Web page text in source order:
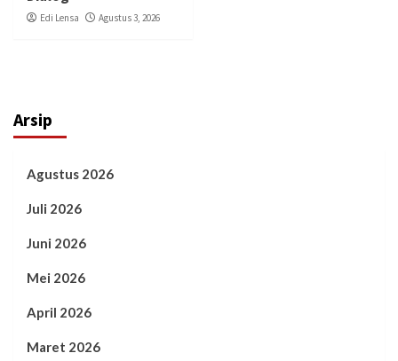
Edi Lensa Agustus 3, 2026
Arsip
Agustus 2026
Juli 2026
Juni 2026
Mei 2026
April 2026
Maret 2026